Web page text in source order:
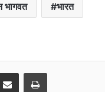
भागवत भारत
Share via Email Print